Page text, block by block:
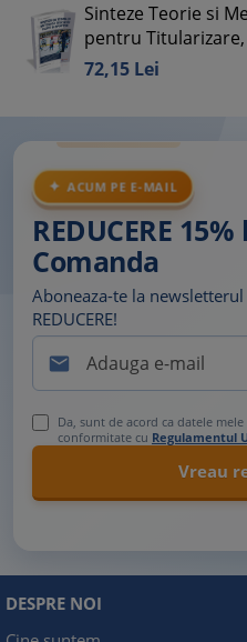
Sinteze Teorie si
pentru
72,15 Lei
ACUM PE E-MAIL
REDUCERE
Comanda
Aboneaza-te la
REDUCERE!

Da, sunt de acord ca datele
conformitate cu Regulamentul
DESPRE NOI